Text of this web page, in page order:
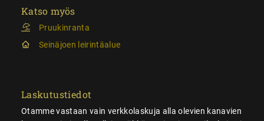
Katso myös
Pruukinranta
Seinäjoen leirintäalue
Laskutustiedot
Otamme vastaan vain verkkolaskuja alla olevien kanavien